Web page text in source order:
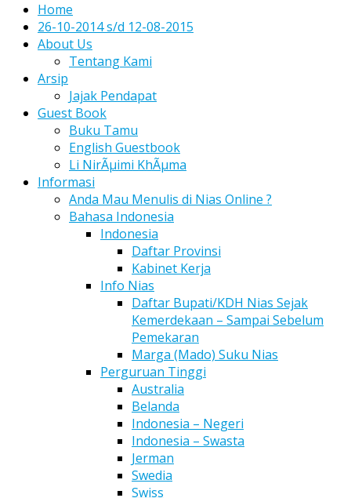
Home
26-10-2014 s/d 12-08-2015
About Us
Tentang Kami
Arsip
Jajak Pendapat
Guest Book
Buku Tamu
English Guestbook
Li NirÃµimi KhÃµma
Informasi
Anda Mau Menulis di Nias Online ?
Bahasa Indonesia
Indonesia
Daftar Provinsi
Kabinet Kerja
Info Nias
Daftar Bupati/KDH Nias Sejak
Kemerdekaan – Sampai Sebelum
Pemekaran
Marga (Mado) Suku Nias
Perguruan Tinggi
Australia
Belanda
Indonesia – Negeri
Indonesia – Swasta
Jerman
Swedia
Swiss